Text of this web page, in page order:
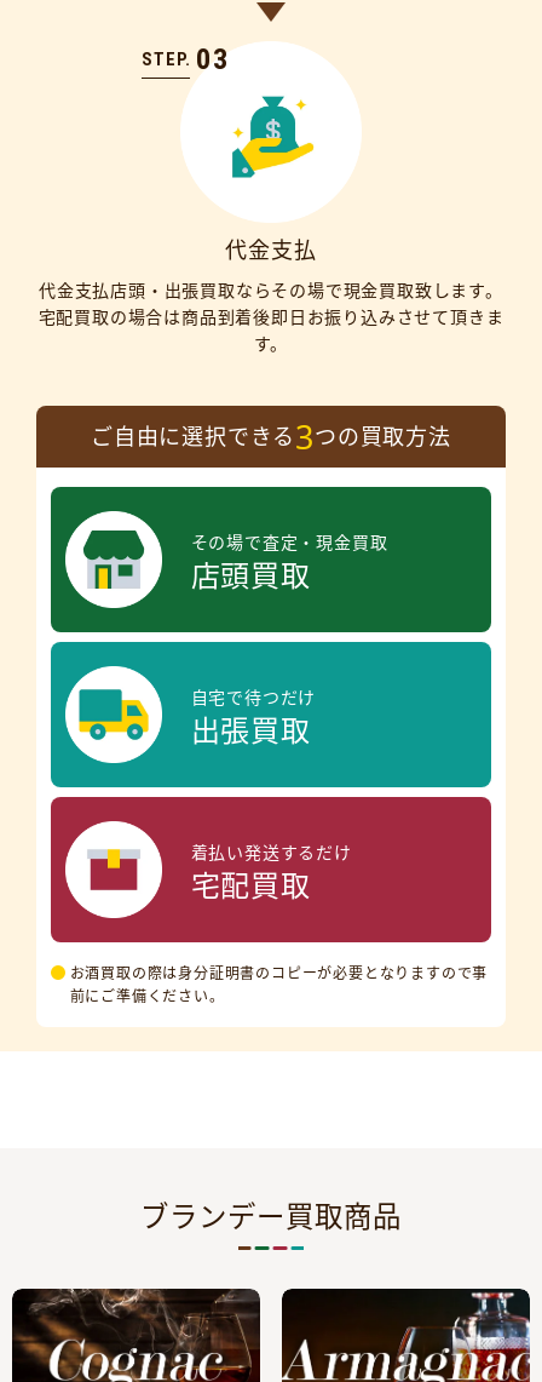
STEP. 03
代金支払
代金支払店頭・出張買取ならその場で現金買取致します。
宅配買取の場合は商品到着後即日お振り込みさせて頂きま
す。
ご自由に選択できる3つの買取方法
その場で査定・現金買取
店頭買取
自宅で待つだけ
出張買取
着払い発送するだけ
宅配買取
お酒買取の際は身分証明書のコピーが必要となりますので事
前にご準備ください。
ブランデー買取商品